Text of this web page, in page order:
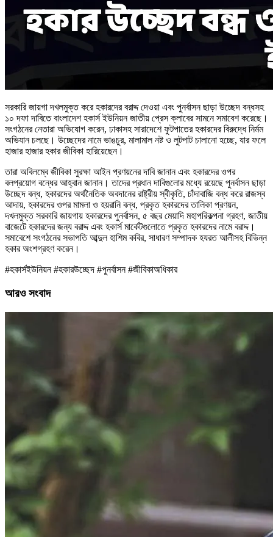
সরকারি জায়গা দখলমুক্ত করে হকারদের বরাদ্দ দেওয়া এবং পুনর্বাসন ছাড়া উচ্ছেদ বন্ধসহ
১০ দফা দাবিতে বাংলাদেশ হকার্স ইউনিয়ন জাতীয় প্রেস ক্লাবের সামনে সমাবেশ করেছে।
সংগঠনের নেতারা অভিযোগ করেন, ঢাকাসহ সারাদেশে ফুটপাতের হকারদের বিরুদ্ধে নির্মম
অভিযান চলছে। উচ্ছেদের নামে ভাঙচুর, মালামাল নষ্ট ও লুটপাট চালানো হচ্ছে, যার ফলে
হাজার হাজার হকার জীবিকা হারিয়েছেন।
তারা অবিলম্বে জীবিকা সুরক্ষা আইন প্রণয়নের দাবি জানান এবং হকারদের ওপর
বলপ্রয়োগ বন্ধের আহ্বান জানান। তাদের প্রধান দাবিগুলোর মধ্যে রয়েছে পুনর্বাসন ছাড়া
উচ্ছেদ বন্ধ, হকারদের অর্থনৈতিক অবদানের রাষ্ট্রীয় স্বীকৃতি, চাঁদাবাজি বন্ধ করে রাজস্ব
আদায়, হকারদের ওপর মামলা ও হয়রানি বন্ধ, প্রকৃত হকারদের তালিকা প্রণয়ন,
দখলমুক্ত সরকারি জায়গায় হকারদের পুনর্বাসন, ৫ বছর মেয়াদি মহাপরিকল্পনা গ্রহণ, জাতীয়
বাজেটে হকারদের জন্য বরাদ্দ এবং হকার্স মার্কেটগুলোতে প্রকৃত হকারদের নামে বরাদ্দ।
সমাবেশে সংগঠনের সভাপতি আব্দুল হাশিম কবির, সাধারণ সম্পাদক হযরত আলীসহ বিভিন্ন
হকার অংশগ্রহণ করেন।
#হকার্সইউনিয়ন #হকারউচ্ছেদ #পুনর্বাসন #জীবিকাঅধিকার
আরও সংবাদ